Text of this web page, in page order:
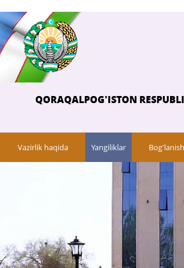
QORAQALPOG'ISTON
Vazirlik haqida Yangiliklar Bog'lanish